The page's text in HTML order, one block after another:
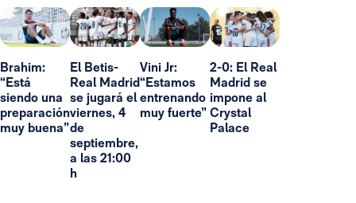
Brahim:
“Está
siendo una
preparación
muy buena”
El Betis-
Real Madrid
se jugará el
viernes, 4
de
septiembre,
a las 21:00
h
Vini Jr:
“Estamos
entrenando
muy fuerte”
2-0: El Real
Madrid se
impone al
Crystal
Palace